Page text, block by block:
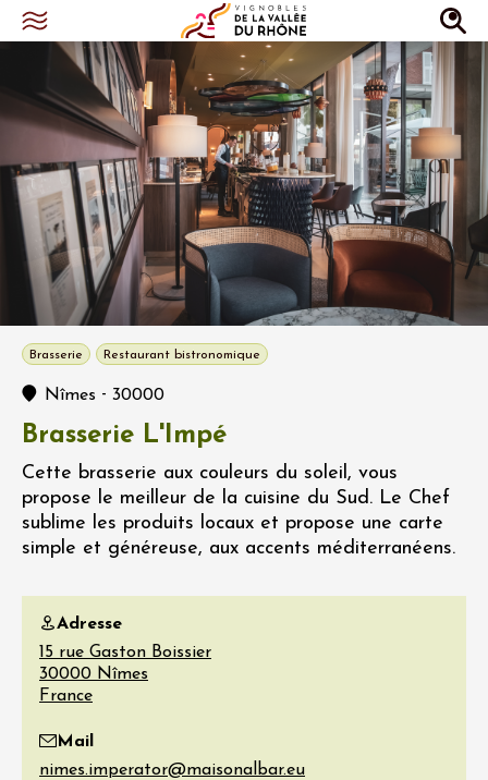
Brasserie Restaurant bistronomique
Nîmes - 30000
Brasserie L'Impé
Cette brasserie aux couleurs du soleil, vous
propose le meilleur de la cuisine du Sud. Le Chef
sublime les produits locaux et propose une carte
simple et généreuse, aux accents méditerranéens.
Adresse
15 rue Gaston Boissier
30000 Nîmes
France
Mail